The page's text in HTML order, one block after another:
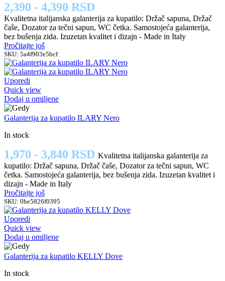
2,390 - 4,390 RSD
Kvalitetna italijanska galanterija za kupatilo: Držač sapuna, Držač
čaše, Dozator za tečni sapun, WC četka. Samostojeća galanterija,
bez bušenja zida. Izuzetan kvalitet i dizajn - Made in Italy
Pročitajte još
SKU: 5a4f903e5bcf
Uporedi
Quick view
Dodaj u omiljene
Galanterija za kupatilo ILARY Nero
In stock
1,970 - 3,840 RSD Kvalitetna italijanska galanterija za
kupatilo: Držač sapuna, Držač čaše, Dozator za tečni sapun, WC
četka. Samostojeća galanterija, bez bušenja zida. Izuzetan kvalitet i
dizajn - Made in Italy
Pročitajte još
SKU: 0be5826f0395
Uporedi
Quick view
Dodaj u omiljene
Galanterija za kupatilo KELLY Dove
In stock